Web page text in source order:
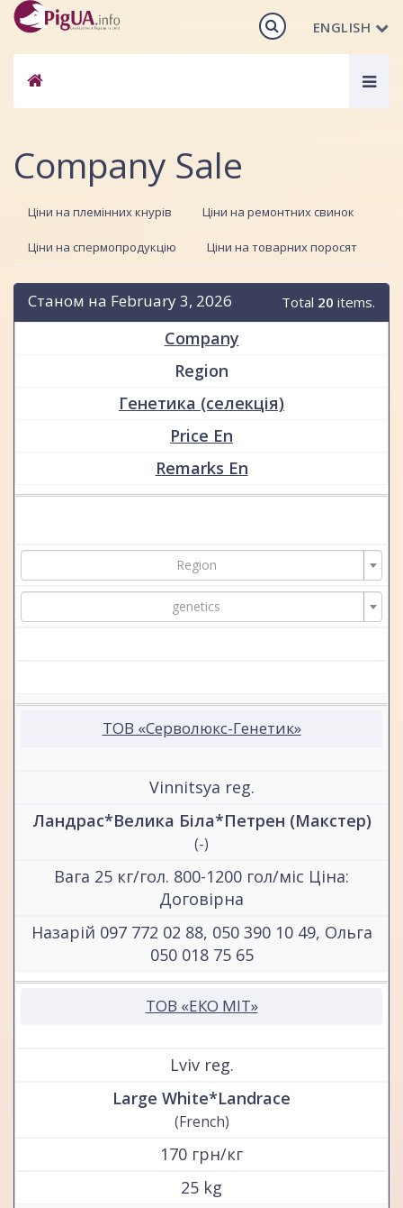
ENGLISH
Company Sale
Ціни на племінних кнурів Ціни на ремонтних свинок
Ціни на спермопродукцію Ціни на товарних поросят
Total 20 items.
Станом на February 3, 2026
Company
Region
Генетика (селекція)
Price En
Remarks En
Region
genetics
ТОВ «Серволюкс-Генетик»
Vinnitsya reg.
Ландрас*Велика Біла*Петрен (Макстер)
(-)
Вага 25 кг/гол. 800-1200 гол/міс Ціна:
Договірна
Назарій 097 772 02 88, 050 390 10 49, Ольга
050 018 75 65
ТОВ «ЕКО МІТ»
Lviv reg.
Large White*Landrace
(French)
170 грн/кг
25 kg